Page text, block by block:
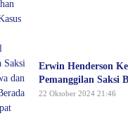
Erwin Henderson
Pemanggilan Saksi
Kasus KDRT,
22 Oktober 2024 21:46